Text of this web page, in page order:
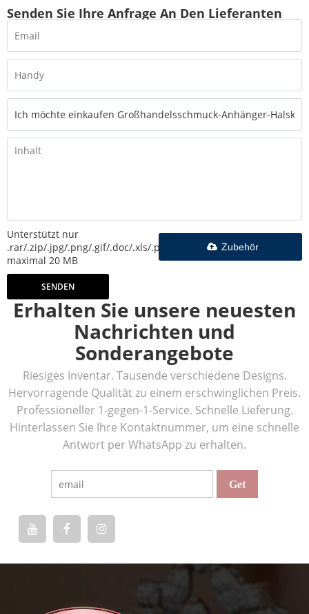
Senden Sie Ihre Anfrage An Den Lieferanten
Unterstützt nur
.rar/.zip/.jpg/.png/.gif/.doc/.xls/.pdf,
maximal 20 MB
Zubehör
SENDEN
Erhalten Sie unsere neuesten
Nachrichten und
Sonderangebote
Riesiges Inventar. Tausende verschiedene Designs.
Hervorragende Qualität zu einem erschwinglichen Preis.
Professioneller 1-gegen-1-Service. Schnelle Lieferung.
Hinterlassen Sie Ihre Kontaktnummer, um eine schnelle
Antwort per WhatsApp zu erhalten.